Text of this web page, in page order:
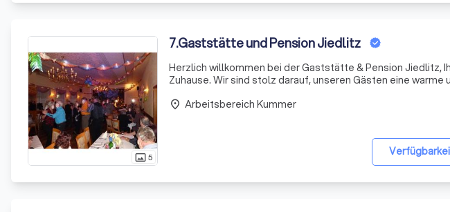
photo_size_select_actual5
7.Gaststätte und Pension Jiedlitz
Herzlich willkommen bei der Gaststätte & Pension Jiedlitz,
Zuhause. Wir sind stolz darauf, unseren Gästen eine
F
place Arbeitsbereich Kummer